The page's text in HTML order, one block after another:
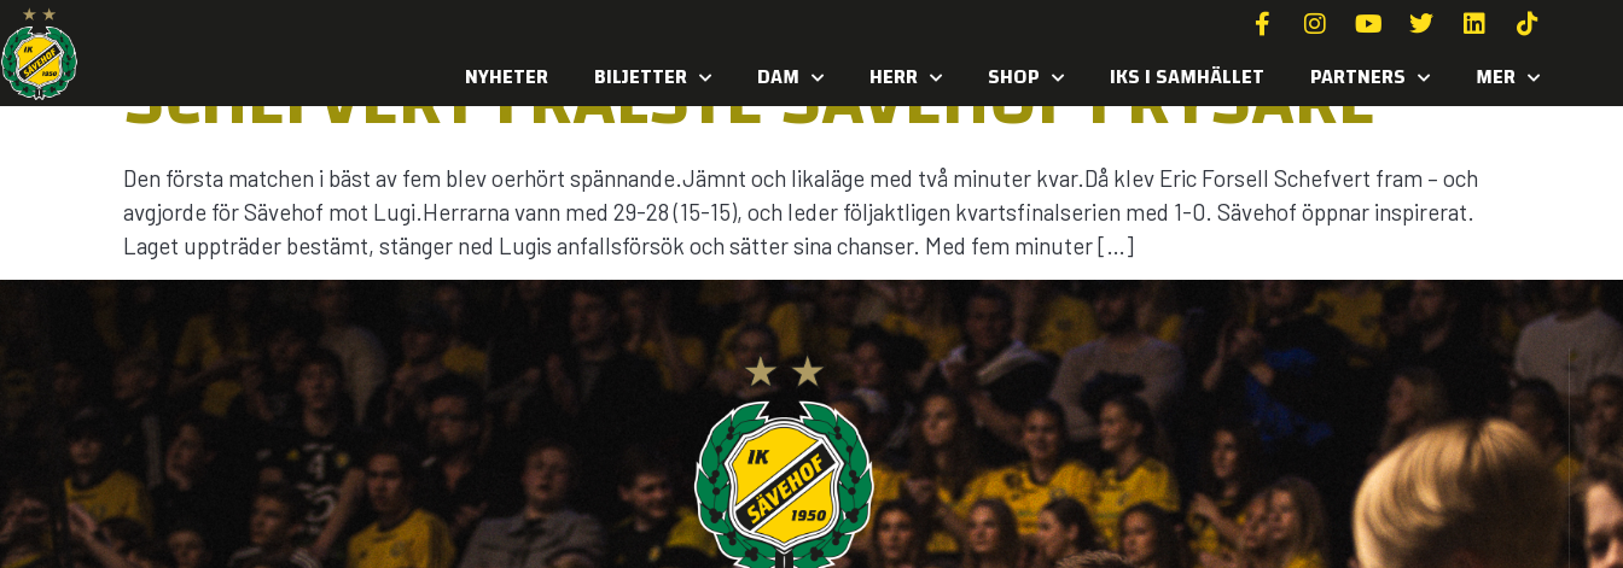
NYHETER BILJETTER DAM HERR SHOP IKS I SAMHÄLLET PARTNERS MER
SCHEFVERT FRÄLSTE SÄVEHOF I RYSARE
Den första matchen i bäst av fem blev oerhört spännande.Jämnt och likaläge med två minuter kvar.Då klev Eric Forsell Schefvert fram – och
avgjorde för Sävehof mot Lugi.Herrarna vann med 29-28 (15-15), och leder följaktligen kvartsfinalserien med 1-0. Sävehof öppnar inspirerat.
Laget uppträder bestämt, stänger ned Lugis anfallsförsök och sätter sina chanser. Med fem minuter […]